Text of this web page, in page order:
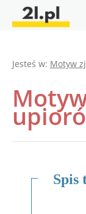
Jesteś w: Motyw
Spis